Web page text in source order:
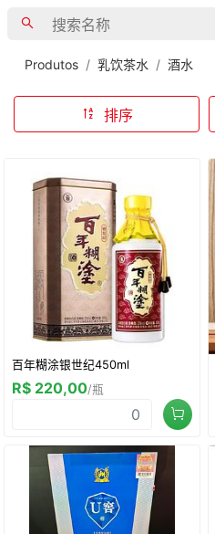
Produtos 乳饮茶水 酒水
排序
百年糊涂银世纪450ml
R$ 220,00/瓶